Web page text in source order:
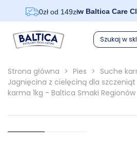
0zł od 149złw Baltica Care
Szukaj w
Strona główna > Pies > Suche
Jagnięcina z cielęciną dla
karma 1kg - Baltica Smaki Regionów